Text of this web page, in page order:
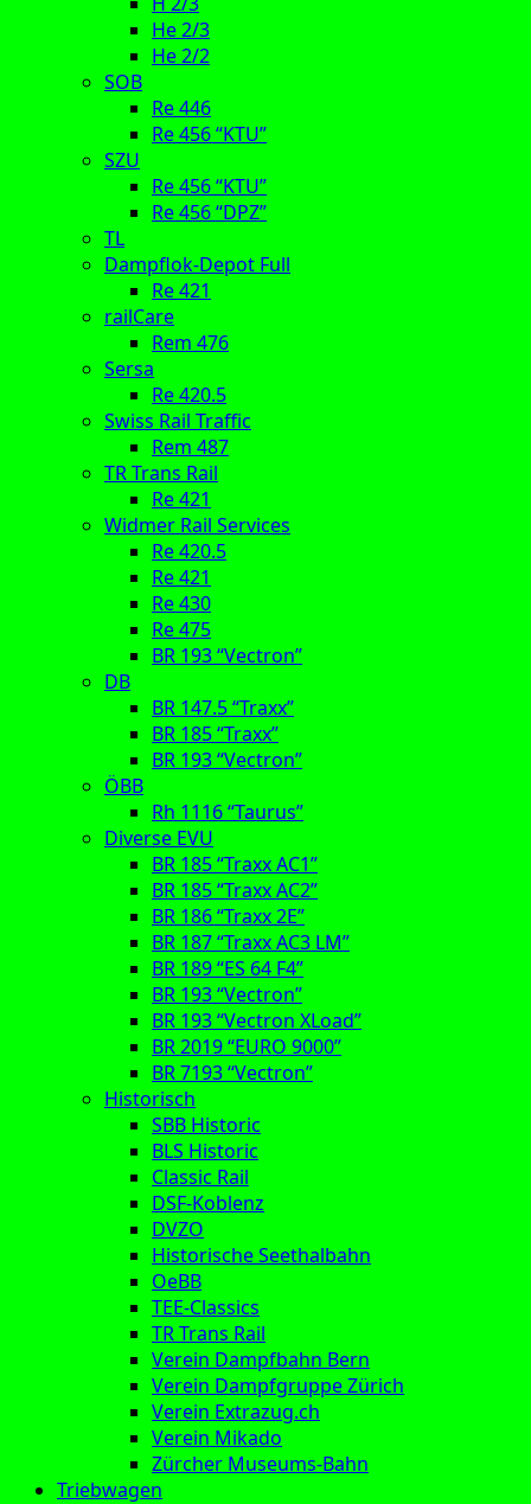
He 2/3
He 2/2
SOB
Re 446
Re 456 “KTU”
SZU
Re 456 “KTU”
Re 456 “DPZ”
TL
Dampflok-Depot Full
Re 421
railCare
Rem 476
Sersa
Re 420.5
Swiss Rail Traffic
Rem 487
TR Trans Rail
Re 421
Widmer Rail Services
Re 420.5
Re 421
Re 430
Re 475
BR 193 “Vectron”
DB
BR 147.5 “Traxx”
BR 185 “Traxx”
BR 193 “Vectron”
ÖBB
Rh 1116 “Taurus”
Diverse EVU
BR 185 “Traxx AC1”
BR 185 “Traxx AC2”
BR 186 “Traxx 2E”
BR 187 “Traxx AC3 LM”
BR 189 “ES 64 F4”
BR 193 “Vectron”
BR 193 “Vectron XLoad”
BR 2019 “EURO 9000”
BR 7193 “Vectron”
Historisch
SBB Historic
BLS Historic
Classic Rail
DSF-Koblenz
DVZO
Historische Seethalbahn
OeBB
TEE-Classics
TR Trans Rail
Verein Dampfbahn Bern
Verein Dampfgruppe Zürich
Verein Extrazug.ch
Verein Mikado
Zürcher Museums-Bahn
Triebwagen